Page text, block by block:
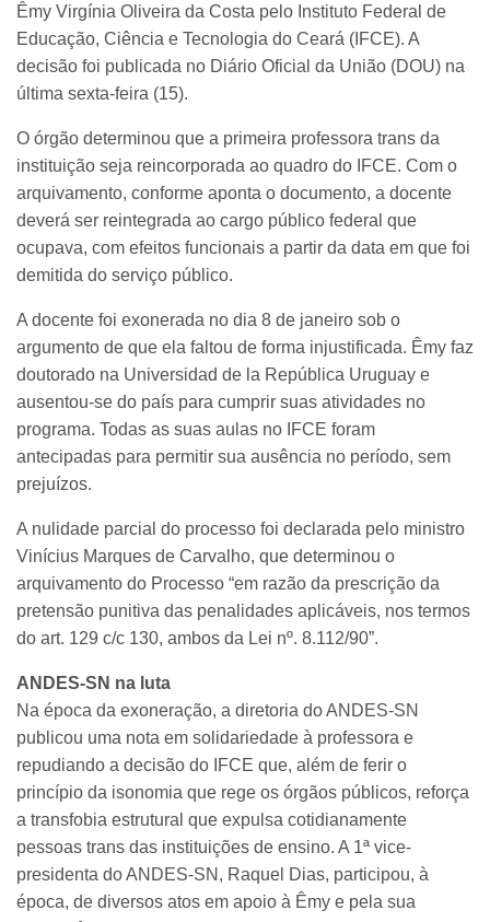
Êmy Virgínia Oliveira da Costa pelo Instituto Federal de
Educação, Ciência e Tecnologia do Ceará (IFCE). A
decisão foi publicada no Diário Oficial da União (DOU) na
última sexta-feira (15).
O órgão determinou que a primeira professora trans da
instituição seja reincorporada ao quadro do IFCE. Com o
arquivamento, conforme aponta o documento, a docente
deverá ser reintegrada ao cargo público federal que
ocupava, com efeitos funcionais a partir da data em que foi
demitida do serviço público.
A docente foi exonerada no dia 8 de janeiro sob o
argumento de que ela faltou de forma injustificada. Êmy faz
doutorado na Universidad de la República Uruguay e
ausentou-se do país para cumprir suas atividades no
programa. Todas as suas aulas no IFCE foram
antecipadas para permitir sua ausência no período, sem
prejuízos.
A nulidade parcial do processo foi declarada pelo ministro
Vinícius Marques de Carvalho, que determinou o
arquivamento do Processo “em razão da prescrição da
pretensão punitiva das penalidades aplicáveis, nos termos
do art. 129 c/c 130, ambos da Lei nº. 8.112/90”.
ANDES-SN na luta
Na época da exoneração, a diretoria do ANDES-SN
publicou uma nota em solidariedade à professora e
repudiando a decisão do IFCE que, além de ferir o
princípio da isonomia que rege os órgãos públicos, reforça
a transfobia estrutural que expulsa cotidianamente
pessoas trans das instituições de ensino. A 1ª vice-
presidenta do ANDES-SN, Raquel Dias, participou, à
época, de diversos atos em apoio à Êmy e pela sua